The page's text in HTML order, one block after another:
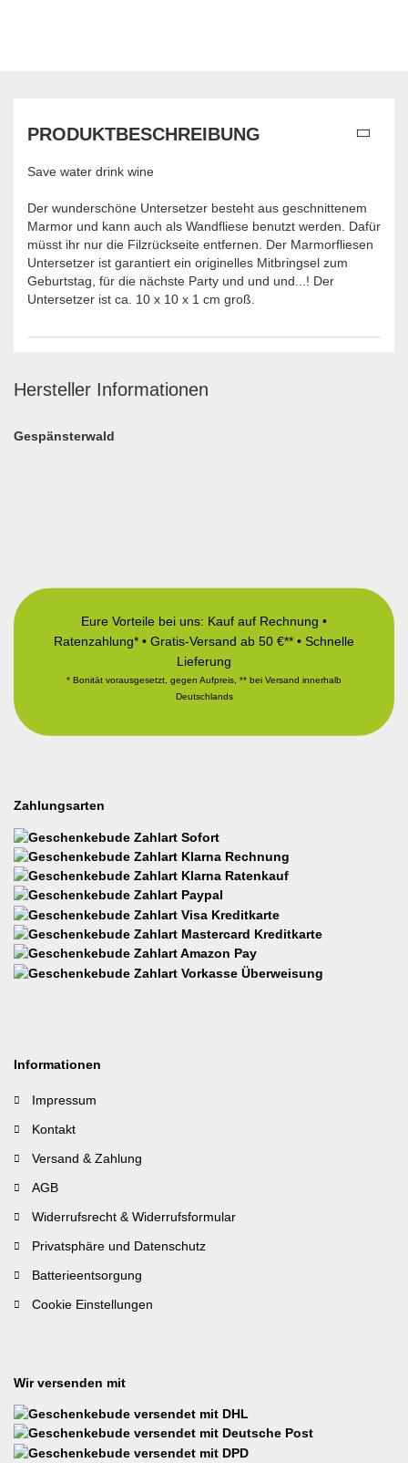
PRODUKTBESCHREIBUNG
Save water drink wine
Der wunderschöne Untersetzer besteht aus geschnittenem
Marmor und kann auch als Wandfliese benutzt werden. Dafür
müsst ihr nur die Filzrückseite entfernen. Der Marmorfliesen
Untersetzer ist garantiert ein originelles Mitbringsel zum
Geburtstag, für die nächste Party und und und...! Der
Untersetzer ist ca. 10 x 10 x 1 cm groß.
Hersteller Informationen
Gespänsterwald
Eure Vorteile bei uns: Kauf auf Rechnung •
Ratenzahlung* • Gratis-Versand ab 50 €** • Schnelle
Lieferung
* Bonität vorausgesetzt, gegen Aufpreis, ** bei Versand innerhalb
Deutschlands
Zahlungsarten
Informationen
Impressum
Kontakt
Versand & Zahlung
AGB
Widerrufsrecht & Widerrufsformular
Privatsphäre und Datenschutz
Batterieentsorgung
Cookie Einstellungen
Wir versenden mit